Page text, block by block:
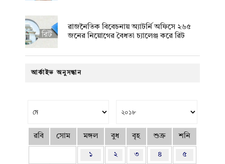
রাজনৈতিক বিবেচনায় অ‍্যাটর্নি অফিসে ২৬৫
জনের নিয়োগের বৈধতা চ্যালেঞ্জ করে রিট
আর্কাইভ অনুসন্ধান
রবি সোম মঙ্গল বুধ বৃহ শুক্র শনি
১ ২ ৩ ৪ ৫